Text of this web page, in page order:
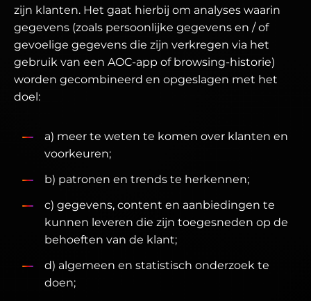
zijn klanten. Het gaat hierbij om analyses waarin
gegevens (zoals persoonlijke gegevens en / of
gevoelige gegevens die zijn verkregen via het
gebruik van een AOC-app of browsing-historie)
worden gecombineerd en opgeslagen met het
doel:
a) meer te weten te komen over klanten en
voorkeuren;
b) patronen en trends te herkennen;
c) gegevens, content en aanbiedingen te
kunnen leveren die zijn toegesneden op de
behoeften van de klant;
d) algemeen en statistisch onderzoek te
doen;